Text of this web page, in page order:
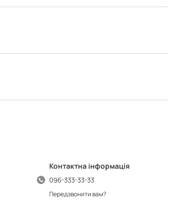
Контактна інформація
096-333-33-33
Передзвонити вам?